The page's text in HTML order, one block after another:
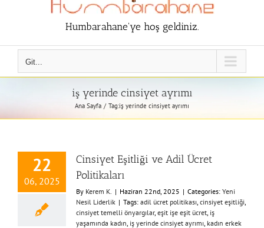
Humbarahane'ye hoş geldiniz.
Git...
iş yerinde cinsiyet ayrımı
Ana Sayfa Tag:iş yerinde cinsiyet ayrımı
22
06, 2025
Cinsiyet Eşitliği ve Adil Ücret
Politikaları
By Kerem K. | Haziran 22nd, 2025 | Categories: Yeni
Nesil Liderlik | Tags: adil ücret politikası, cinsiyet eşitliği,
cinsiyet temelli önyargılar, eşit işe eşit ücret, iş
yaşamında kadın, iş yerinde cinsiyet ayrımı, kadın erkek